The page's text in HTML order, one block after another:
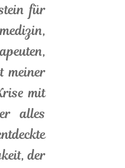
für
meiner
mit
alles
der